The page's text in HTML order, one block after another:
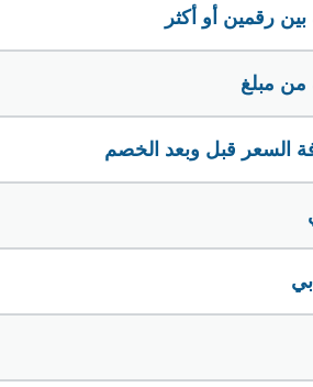
رقمين أو أكثر
من مبلغ
السعر قبل وبعد الخصم